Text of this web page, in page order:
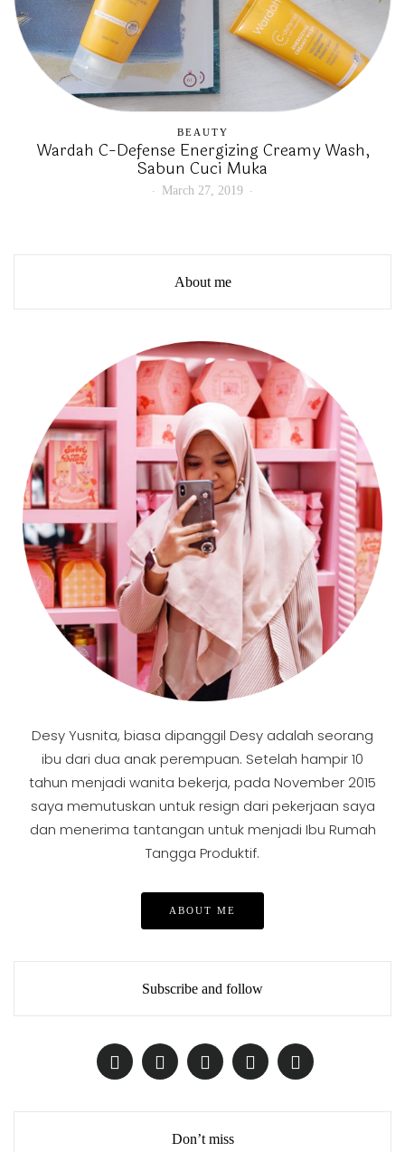
BEAUTY
Wardah C-Defense Energizing Creamy Wash,
Sabun Cuci Muka
March 27, 2019
About me
Desy Yusnita, biasa dipanggil Desy adalah seorang
ibu dari dua anak perempuan. Setelah hampir 10
tahun menjadi wanita bekerja, pada November 2015
saya memutuskan untuk resign dari pekerjaan saya
dan menerima tantangan untuk menjadi Ibu Rumah
Tangga Produktif.
ABOUT ME
Subscribe and follow
Don’t miss